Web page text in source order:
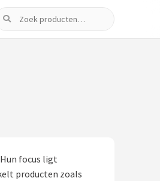
Zoeken
focus ligt
producten zoals